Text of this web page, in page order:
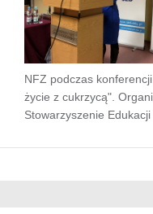
NFZ podczas
życie z cukrzycą".
Stowarzyszenie